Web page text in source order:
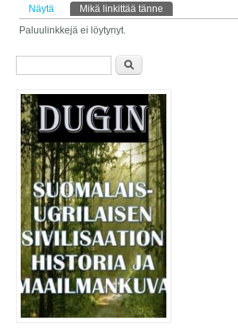
Ensisijaiset välilehdet
Näytä Mikä linkittää tänne
Paluulinkkejä ei löytynyt.